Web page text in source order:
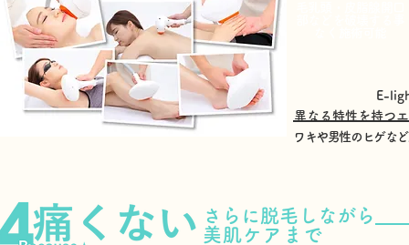
E-
異なる特性を持つ
ワキや男性のヒゲな
さらに脱毛しながら
美肌ケアまで